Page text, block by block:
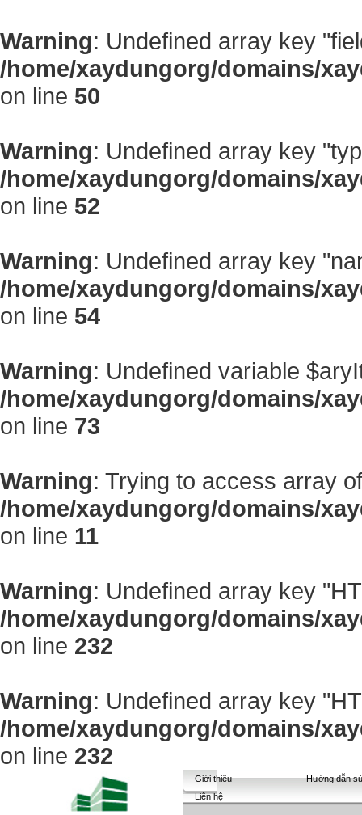
Warning: Undefined array key
/home/xaydungorg/domains/
on line 50
Warning: Undefined array key
/home/xaydungorg/domains/
on line 52
Warning: Undefined array key
/home/xaydungorg/domains/
on line 54
Warning: Undefined variable
/home/xaydungorg/domains/
on line 73
Warning: Trying to access array
/home/xaydungorg/domains/
on line 11
Warning: Undefined array key
/home/xaydungorg/domains/
on line 232
Warning: Undefined array key
/home/xaydungorg/domains/
on line 232
Giới thiệu
Hướng dẫn
Liên hệ